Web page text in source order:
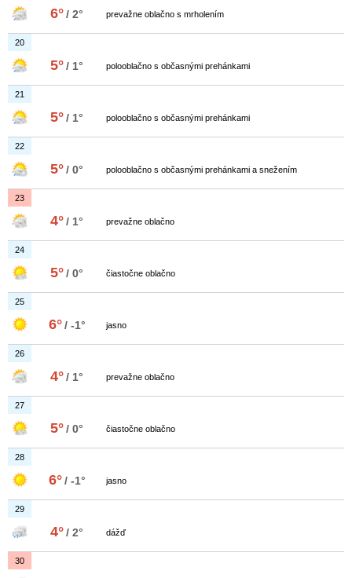
6°/ 2° prevažne oblačno s mrholením
20
5°/ 1° polooblačno s občasnými prehánkami
21
5°/ 1° polooblačno s občasnými prehánkami
22
5°/ 0° polooblačno s občasnými prehánkami a snežením
23
4°/ 1° prevažne oblačno
24
5°/ 0° čiastočne oblačno
25
6° / -1° jasno
26
4°/ 1° prevažne oblačno
27
5°/ 0° čiastočne oblačno
28
6° / -1° jasno
29
4°/ 2° dážď
30